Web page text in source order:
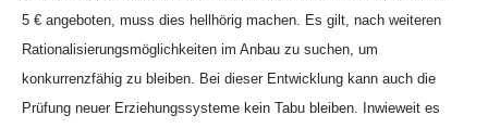
5 € angeboten, muss dies hellhörig machen. Es gilt, nach weiteren
Rationalisierungsmöglichkeiten im Anbau zu suchen, um
konkurrenzfähig zu bleiben. Bei dieser Entwicklung kann auch die
Prüfung neuer Erziehungssysteme kein Tabu bleiben. Inwieweit es